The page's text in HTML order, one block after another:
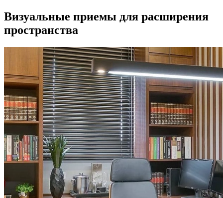
Визуальные приемы для расширения
пространства